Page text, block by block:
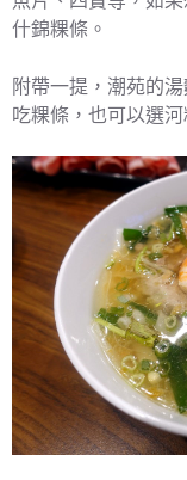
什錦粿條。
附帶一提，潮苑的
吃粿條，也可以選河